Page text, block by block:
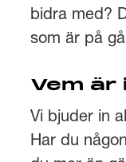
bidra med?
som är på
Vem är
Vi bjuder in
Har du